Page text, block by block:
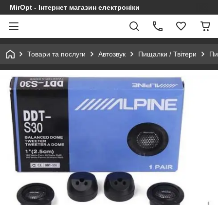
MirOpt - Інтернет магазин електроніки
Товари та послуги Автозвук Пищалки / Твітери